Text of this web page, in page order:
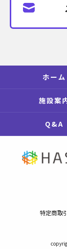
ホーム
施設案
Q&A
特定商取